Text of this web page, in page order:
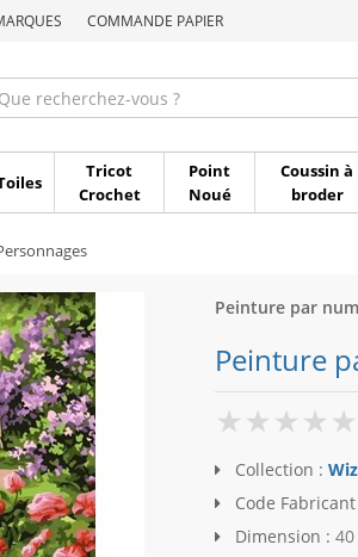
COMMANDE PAPIER
Tricot
Crochet
Point
Noué
Coussin à
broder
Peinture par
Peinture
Collection :
Code Fabricant
Dimension :